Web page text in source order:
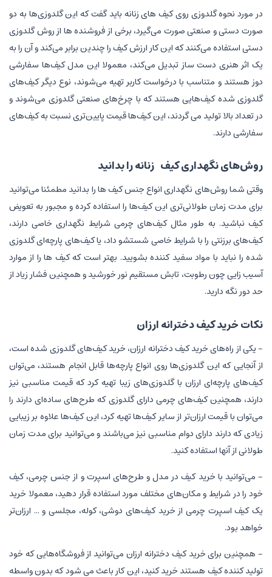
در مورد نحوه گلدوزی روی کیف های زنانه باید گفت که این گلدوزی‌ها به دو
صورت دستی و صنعتی صورت می‌گیرد، برخی از فروشنده ها از روش گلدوزی
دستی استفاده می‌کنند که این کار ارزش کیف را چندین برابر می‌کند و آن را به
یک اثر هنری دست ساز تبدیل می‌کند، معمولا این مدل کیف‌ها سفارشی
دوز هستند و متناسب با درخواست کاربر تهیه می‌شوند، نوع دیگر کیف‌های
گلدوزی شده کیف‌هایی هستند که با چرخ‌های صنعتی گلدوزی می‌شوند و
در تعداد بالا تولید می گردند، این کیف‌ها قیمت پایین‌تری نسبت به کیف‌های
سفارشی دارند.
روش‌های نگهداری کیف زنانه را بدانید
وقتی شما روش‌های نگهداری انواع جنس کیف ها را بدانید مطمئنا می‌توانید
برای مدت زمان طولانی‌تری این کیف‌ها را استفاده کرده و مجبور به تعویض
کیف نباشید. به طور مثال کیف‌های چرمی شرایط نگهداری خاصی دارند،
کیف‌های برزنتی را با شرایط خاصی شستشو داد، یا کیف‌های پارچه‌ای گلدوزی
شده را نباید با مواد سفید کننده بشویید. بهتر است که کیف ها را از موارد
آسیب زایی چون رطوبت، تابش مستقیم نور خورشید و همچنین فشار زیاد از
حد دور نگه دارید.
نکات خرید کیف دخترانه ارزان
- یکی از راه‌های خرید کیف دخترانه ارزان، خرید کیف‌های گلدوزی شده است،
از آنجایی که این گلدوزی‌ها روی انواع پارچه‌ها قابل انجام هستند، می‌توان
کیف‌های پارچه‌ای ارزان با گلدوزی‌های زیبا تهیه کرد که قیمت مناسبی نیز
دارند، همچنین کیف‌های چرمی دارای گلدوزی که طرح‌های ساده‌ای دارند را
می‌توان با قیمت ارزان‌تر از سایر کیف‌ها تهیه کرد، این کیف‌ها علاوه بر زیبایی
زیادی که دارند دارای دوام مناسبی نیز می‌باشند و می‌توانید برای مدت زمان
طولانی از آنها استفاده کنید.
- می‌توانید با خرید کیف در مدل و طرح‌های اسپرت و از جنس چرمی، کیف
خود را در شرایط و مکان‌های مختلف مورد استفاده قرار دهید، معمولا خرید
یک کیف اسپرت چرمی از خرید کیف‌های دوشی، کوله، مجلسی و ... ارزان‌تر
خواهد بود.
- همچنین برای خرید کیف دخترانه ارزان می‌توانید از فروشگاه‌هایی که خود
تولید کننده کیف هستند خرید کنید، این کار باعث می شود که بدون واسطه